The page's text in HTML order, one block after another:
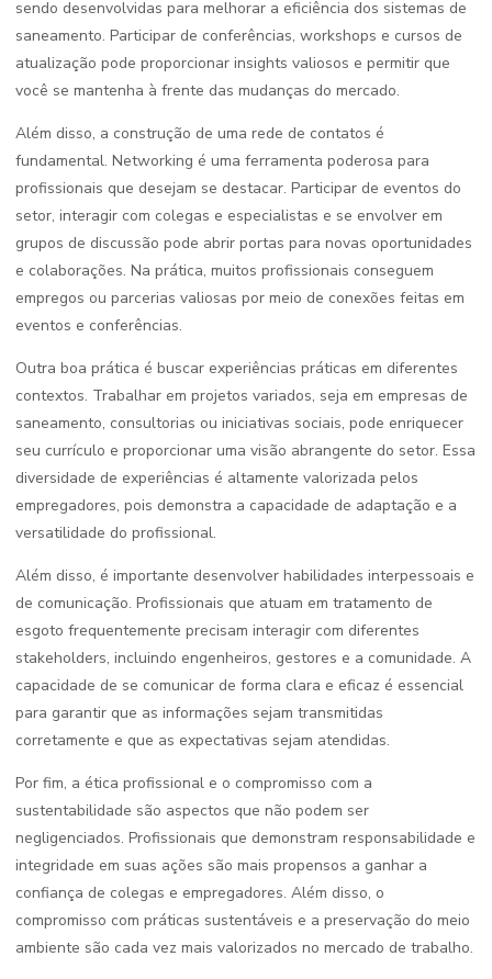
sendo desenvolvidas para melhorar a eficiência dos sistemas de
saneamento. Participar de conferências, workshops e cursos de
atualização pode proporcionar insights valiosos e permitir que
você se mantenha à frente das mudanças do mercado.
Além disso, a construção de uma rede de contatos é
fundamental. Networking é uma ferramenta poderosa para
profissionais que desejam se destacar. Participar de eventos do
setor, interagir com colegas e especialistas e se envolver em
grupos de discussão pode abrir portas para novas oportunidades
e colaborações. Na prática, muitos profissionais conseguem
empregos ou parcerias valiosas por meio de conexões feitas em
eventos e conferências.
Outra boa prática é buscar experiências práticas em diferentes
contextos. Trabalhar em projetos variados, seja em empresas de
saneamento, consultorias ou iniciativas sociais, pode enriquecer
seu currículo e proporcionar uma visão abrangente do setor. Essa
diversidade de experiências é altamente valorizada pelos
empregadores, pois demonstra a capacidade de adaptação e a
versatilidade do profissional.
Além disso, é importante desenvolver habilidades interpessoais e
de comunicação. Profissionais que atuam em tratamento de
esgoto frequentemente precisam interagir com diferentes
stakeholders, incluindo engenheiros, gestores e a comunidade. A
capacidade de se comunicar de forma clara e eficaz é essencial
para garantir que as informações sejam transmitidas
corretamente e que as expectativas sejam atendidas.
Por fim, a ética profissional e o compromisso com a
sustentabilidade são aspectos que não podem ser
negligenciados. Profissionais que demonstram responsabilidade e
integridade em suas ações são mais propensos a ganhar a
confiança de colegas e empregadores. Além disso, o
compromisso com práticas sustentáveis e a preservação do meio
ambiente são cada vez mais valorizados no mercado de trabalho.